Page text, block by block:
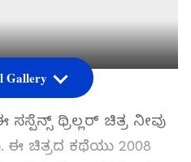
ಥ್ರಿಲ್ಲರ್ ಚಿತ್ರ ನೀವು
ಚಿತ್ರದ ಕಥೆಯು 2008
Gallery